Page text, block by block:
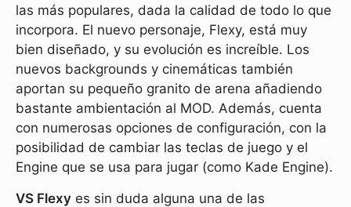
las más populares, dada la calidad de todo lo que
incorpora. El nuevo personaje, Flexy, está muy
bien diseñado, y su evolución es increíble. Los
nuevos backgrounds y cinemáticas también
aportan su pequeño granito de arena añadiendo
bastante ambientación al MOD. Además, cuenta
con numerosas opciones de configuración, con la
posibilidad de cambiar las teclas de juego y el
Engine que se usa para jugar (como Kade Engine).
VS Flexy es sin duda alguna una de las